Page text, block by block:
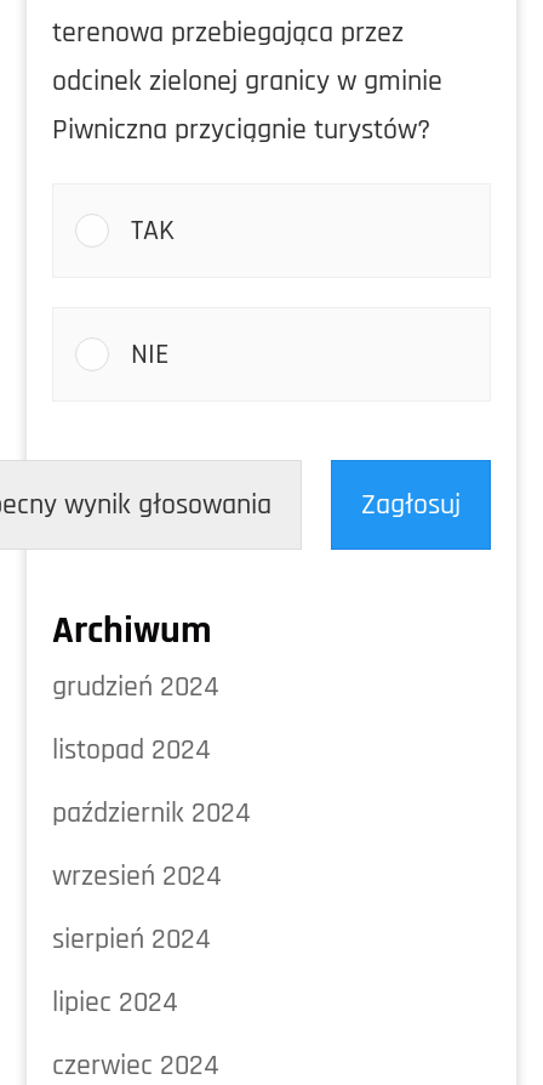
terenowa przebiegająca przez
odcinek zielonej granicy w gminie
Piwniczna przyciągnie turystów?
TAK
NIE
wynik głosowania Zagłosuj
Archiwum
grudzień 2024
listopad 2024
październik 2024
wrzesień 2024
sierpień 2024
lipiec 2024
czerwiec 2024